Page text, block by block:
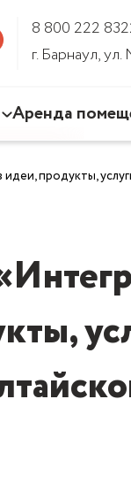
8 800 222
г. Барнаул,
Аренда
продукты,